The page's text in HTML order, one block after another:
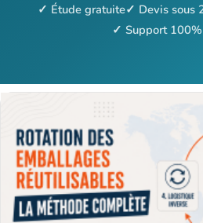
✓ Étude gratuite✓ Devis sous
✓ Support 100%